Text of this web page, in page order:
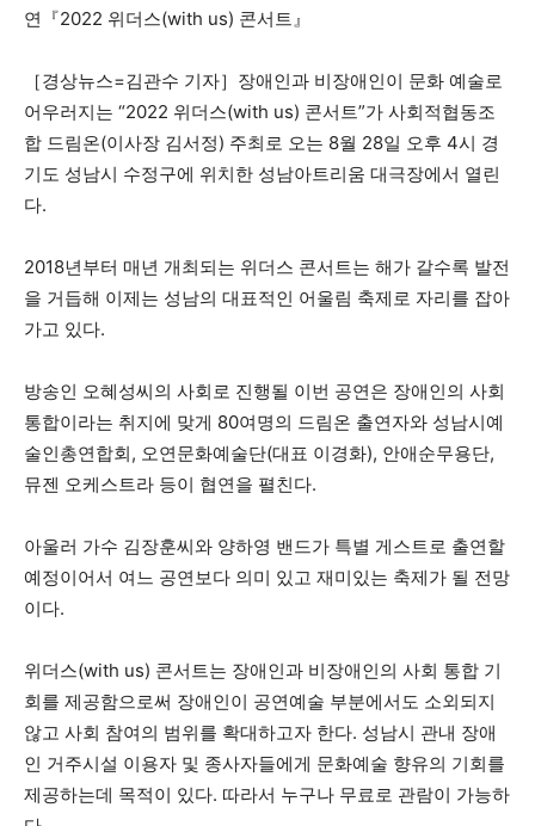
연『2022 위더스(with us) 콘서트』
［경상뉴스=김관수 기자］장애인과 비장애인이 문화 예술로
어우러지는 “2022 위더스(with us) 콘서트”가 사회적협동조
합 드림온(이사장 김서정) 주최로 오는 8월 28일 오후 4시 경
기도 성남시 수정구에 위치한 성남아트리움 대극장에서 열린
다.
2018년부터 매년 개최되는 위더스 콘서트는 해가 갈수록 발전
을 거듭해 이제는 성남의 대표적인 어울림 축제로 자리를 잡아
가고 있다.
방송인 오혜성씨의 사회로 진행될 이번 공연은 장애인의 사회
통합이라는 취지에 맞게 80여명의 드림온 출연자와 성남시예
술인총연합회, 오연문화예술단(대표 이경화), 안애순무용단,
뮤젠 오케스트라 등이 협연을 펼친다.
아울러 가수 김장훈씨와 양하영 밴드가 특별 게스트로 출연할
예정이어서 여느 공연보다 의미 있고 재미있는 축제가 될 전망
이다.
위더스(with us) 콘서트는 장애인과 비장애인의 사회 통합 기
회를 제공함으로써 장애인이 공연예술 부분에서도 소외되지
않고 사회 참여의 범위를 확대하고자 한다. 성남시 관내 장애
인 거주시설 이용자 및 종사자들에게 문화예술 향유의 기회를
제공하는데 목적이 있다. 따라서 누구나 무료로 관람이 가능하